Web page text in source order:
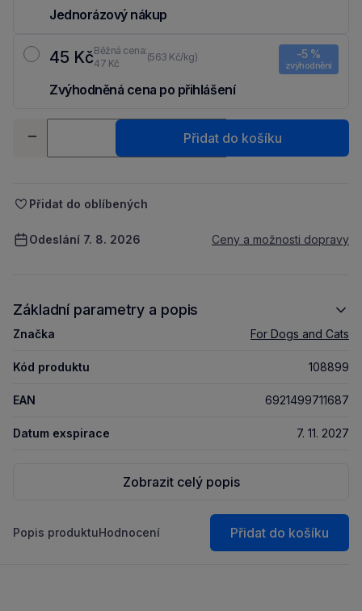
Jednorázový nákup
45 KčBěžná cena:
47 Kč
(563 Kč/kg) -5 %
zvýhodnění
Zvýhodněná cena po přihlášení
-
+
Přidat do košíku
Přidat do oblíbených
Odeslání 7. 8. 2026 Ceny a možnosti dopravy
Základní parametry a popis
Značka For Dogs and Cats
Kód produktu 108899
EAN 6921499711687
Datum exspirace 7. 11. 2027
Zobrazit celý popis
Popis produktuHodnocení Přidat do košíku